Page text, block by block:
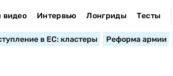
видео Интервью Лонгриды Тесты
в ЕС: кластеры Реформа армии